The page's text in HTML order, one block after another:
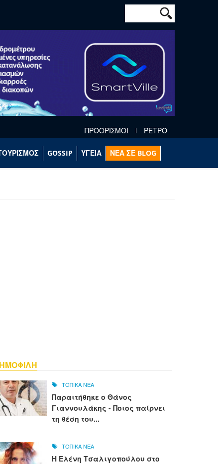
Φόρμα
Αναζήτηση
ΠΡΟΟΡΙΣΜΟΙ ΡΕΤΡΟ
GOSSIP ΥΓΕΙΑ ΝΕΑ ΣΕ BLOG
ΤΟΠΙΚΑ ΝΕΑ
Παραιτήθηκε ο Θάνος
Γιαννουλάκης - Ποιος παίρνει
τη θέση του...
ΤΟΠΙΚΑ ΝΕΑ
Η Ελένη Τσαλιγοπούλου στο